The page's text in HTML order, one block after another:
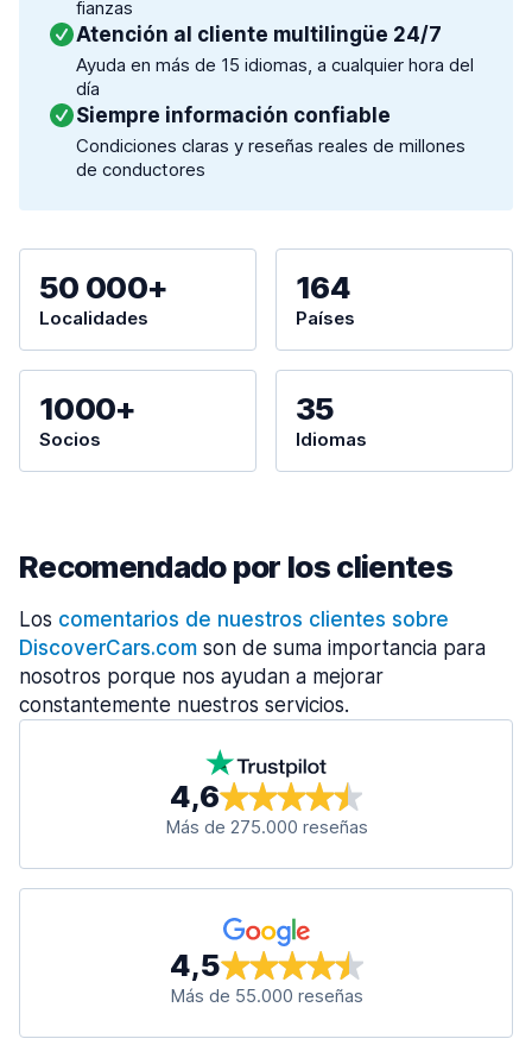
fianzas
Atención al cliente multilingüe 24/7
Ayuda en más de 15 idiomas, a cualquier hora del
día
Siempre información confiable
Condiciones claras y reseñas reales de millones
de conductores
50 000+
Localidades
164
Países
1000+
Socios
35
Idiomas
Recomendado por los clientes
Los comentarios de nuestros clientes sobre
DiscoverCars.com son de suma importancia para
nosotros porque nos ayudan a mejorar
constantemente nuestros servicios.
4,6
Más de 275.000 reseñas
4,5
Más de 55.000 reseñas